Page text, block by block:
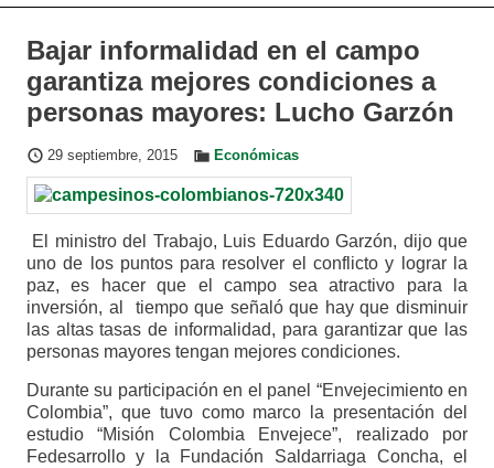
Bajar informalidad en el campo
garantiza mejores condiciones a
personas mayores: Lucho Garzón
29 septiembre, 2015 Económicas
El ministro del Trabajo, Luis Eduardo Garzón, dijo que
uno de los puntos para resolver el conflicto y lograr la
paz, es hacer que el campo sea atractivo para la
inversión, al tiempo que señaló que hay que disminuir
las altas tasas de informalidad, para garantizar que las
personas mayores tengan mejores condiciones.
Durante su participación en el panel “Envejecimiento en
Colombia”, que tuvo como marco la presentación del
estudio “Misión Colombia Envejece”, realizado por
Fedesarrollo y la Fundación Saldarriaga Concha, el